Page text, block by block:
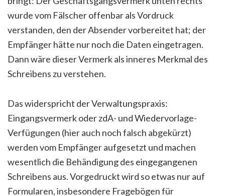
wurde vom Fälscher offenbar als Vordruck
verstanden, den der Absender vorbereitet hat; der
Empfänger hätte nur noch die Daten eingetragen.
Dann wäre dieser Vermerk als inneres Merkmal des
Schreibens zu verstehen.
Das widerspricht der Verwaltungspraxis:
Eingangsvermerk oder zdA- und Wiedervorlage-
Verfügungen (hier auch noch falsch abgekürzt)
werden vom Empfänger aufgesetzt und machen
wesentlich die Behändigung des eingegangenen
Schreibens aus. Vorgedruckt wird so etwas nur auf
Formularen, insbesondere Fragebögen für